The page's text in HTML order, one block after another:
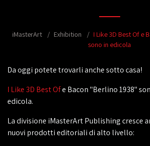
iMasterArt Exhibition
I Like 3D Best Of e
sono in edicola
Da oggi potete trovarli anche sotto casa!
I Like 3D Best Ofe Bacon "Berlino 1938"
edicola.
La divisione iMasterArt Publishing cresce
nuovi prodotti editoriali di alto livello: